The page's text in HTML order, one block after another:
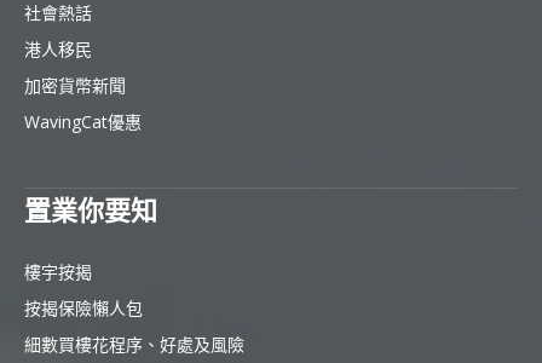
社會熱話
港人移民
加密貨幣新聞
WavingCat優惠
置業你要知
樓宇按揭
按揭保險懶人包
細數買樓花程序、好處及風險